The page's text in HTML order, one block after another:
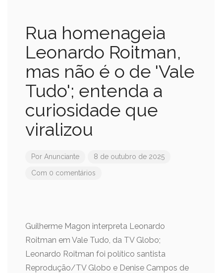
Rua homenageia
Leonardo Roitman,
mas não é o de 'Vale
Tudo'; entenda a
curiosidade que
viralizou
Por Anunciante 8 de outubro de 2025
Com 0 comentários
Guilherme Magon interpreta Leonardo
Roitman em Vale Tudo, da TV Globo;
Leonardo Roitman foi político santista
Reprodução/TV Globo e Denise Campos de